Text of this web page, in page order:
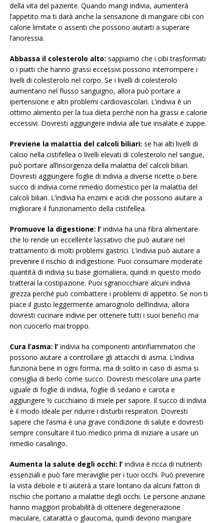
della vita del paziente. Quando mangi indivia, aumenterà
l’appetito ma ti darà anche la sensazione di mangiare cibi con
calorie limitate o assenti che possono aiutarti a superare
l’anoressia.
Abbassa il colesterolo alto: sappiamo che i cibi trasformati
o i piatti che hanno grassi eccessivi possono interrompere i
livelli di colesterolo nel corpo. Se i livelli di colesterolo
aumentano nel flusso sanguigno, allora può portare a
ipertensione e altri problemi cardiovascolari. L’indivia è un
ottimo alimento per la tua dieta perché non ha grassi e calorie
eccessivi. Dovresti aggiungere indivia alle tue insalate e zuppe.
Previene la malattia del calcoli biliari: se hai alti livelli di
calcio nella cistifellea o livelli elevati di colesterolo nel sangue,
può portare all’insorgenza della malattia del calcoli biliari.
Dovresti aggiungere foglie di indivia a diverse ricette o bere
succo di indivia come rimedio domestico per la malattia del
calcoli biliari. L’indivia ha enzimi e acidi che possono aiutare a
migliorare il funzionamento della cistifellea.
Promuove la digestione: l’ indivia ha una fibra alimentare
che lo rende un eccellente lassativo che può aiutare nel
trattamento di molti problemi gastrici. L’indivia può aiutare a
prevenire il rischio di indigestione. Puoi consumare moderate
quantità di indivia su base giornaliera, quindi in questo modo
tratterai la costipazione. Puoi sgranocchiare alcuni indivia
grezza perché può combattere i problemi di appetito. Se non ti
piace il gusto leggermente amarognolo dell’indivia, allora
dovresti cucinare indivie per ottenere tutti i suoi benefici ma
non cuocerlo mai troppo.
Cura l’asma: l’ indivia ha componenti antinfiammatori che
possono aiutare a controllare gli attacchi di asma. L’indivia
funziona bene in ogni forma, ma di solito in caso di asma si
consiglia di berlo come succo. Dovresti mescolare una parte
uguale di foglie di indivia, foglie di sedano e carota e
aggiungere ½ cucchiaino di miele per sapore. Il succo di indivia
è il modo ideale per ridurre i disturbi respiratori. Dovresti
sapere che l’asma è una grave condizione di salute e dovresti
sempre consultare il tuo medico prima di iniziare a usare un
rimedio casalingo.
Aumenta la salute degli occhi: l’ indivia è ricca di nutrienti
essenziali e può fare meraviglie per i tuoi occhi. Può prevenire
la vista debole e ti aiuterà a stare lontano da alcuni fattori di
rischio che portano a malattie degli occhi. Le persone anziane
hanno maggiori probabilità di ottenere degenerazione
maculare, cataratta o glaucoma, quindi devono mangiare